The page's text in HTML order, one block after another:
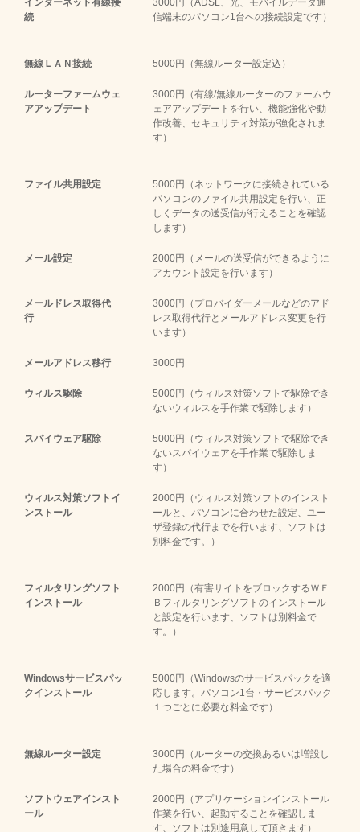
続
信端末のパソコン1台への接続設定です）
無線ＬＡＮ接続 5000円（無線ルーター設定込）
ルーターファームウェ
アアップデート
3000円（有線/無線ルーターのファームウ
ェアアップデートを行い、機能強化や動
作改善、セキュリティ対策が強化されま
す）
ファイル共用設定
5000円（ネットワークに接続されている
パソコンのファイル共用設定を行い、正
しくデータの送受信が行えることを確認
します）
メール設定
2000円（メールの送受信ができるように
アカウント設定を行います）
メールドレス取得代
行
3000円（プロバイダーメールなどのアド
レス取得代行とメールアドレス変更を行
います）
メールアドレス移行 3000円
ウィルス駆除
5000円（ウィルス対策ソフトで駆除でき
ないウィルスを手作業で駆除します）
スパイウェア駆除
5000円（ウィルス対策ソフトで駆除でき
ないスパイウェアを手作業で駆除しま
す）
ウィルス対策ソフトイ
ンストール
2000円（ウィルス対策ソフトのインスト
ールと、パソコンに合わせた設定、ユー
ザ登録の代行までを行います、ソフトは
別料金です。）
フィルタリングソフト
インストール
2000円（有害サイトをブロックするＷＥ
Ｂフィルタリングソフトのインストール
と設定を行います、ソフトは別料金で
す。）
Windowsサービスパッ
クインストール
5000円（Windowsのサービスパックを適
応します。パソコン1台・サービスパック
１つごとに必要な料金です）
無線ルーター設定
3000円（ルーターの交換あるいは増設し
た場合の料金です）
ソフトウェアインスト
ール
2000円（アプリケーションインストール
作業を行い、起動することを確認しま
す、ソフトは別途用意して頂きます）